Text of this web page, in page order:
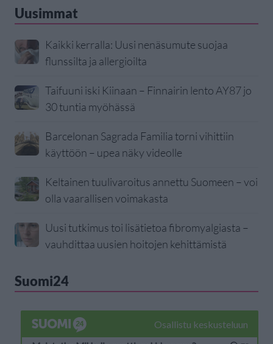
Uusimmat
Kaikki kerralla: Uusi nenäsumute suojaa
flunssilta ja allergioilta
Taifuuni iski Kiinaan – Finnairin lento AY87 jo
30 tuntia myöhässä
Barcelonan Sagrada Familia torni vihittiin
käyttöön – upea näky videolle
Keltainen tuulivaroitus annettu Suomeen – voi
olla vaarallisen voimakasta
Uusi tutkimus toi lisätietoa fibromyalgiasta –
vauhdittaa uusien hoitojen kehittämistä
Suomi24